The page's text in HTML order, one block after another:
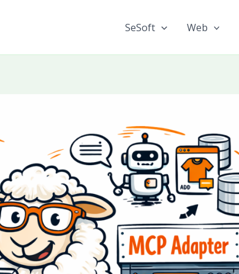
SeSoft Web